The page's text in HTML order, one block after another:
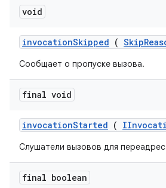
void
invocationSkipped ( Skip
Сообщает о пропуске вызова.
final void
invocationStarted (
Слушатели вызовов для
final boolean